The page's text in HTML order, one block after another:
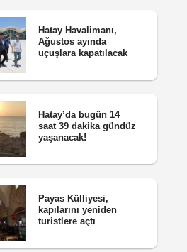
Hatay Havalimanı,
Ağustos ayında
uçuşlara kapatılacak
Hatay’da bugün 14
saat 39 dakika gündüz
yaşanacak!
Payas Külliyesi,
kapılarını yeniden
turistlere açtı